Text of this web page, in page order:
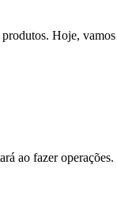
produtos. Hoje,
ao fazer operações.